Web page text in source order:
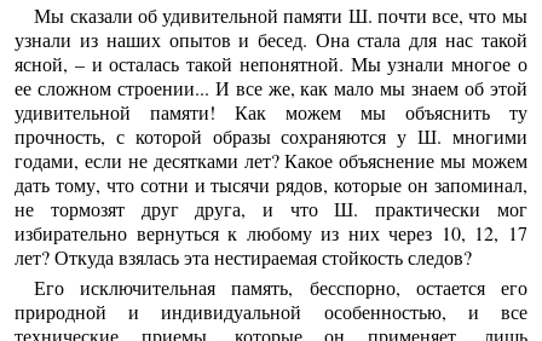
Мы сказали об удивительной памяти Ш. почти все, что мы
узнали из наших опытов и бесед. Она стала для нас такой
ясной, – и осталась такой непонятной. Мы узнали многое о
ее сложном строении... И все же, как мало мы знаем об этой
удивительной памяти! Как можем мы объяснить ту
прочность, с которой образы сохраняются у Ш. многими
годами, если не десятками лет? Какое объяснение мы можем
дать тому, что сотни и тысячи рядов, которые он запоминал,
не тормозят друг друга, и что Ш. практически мог
избирательно вернуться к любому из них через 10, 12, 17
лет? Откуда взялась эта нестираемая стойкость следов?
Его исключительная память, бесспорно, остается его
природной и индивидуальной особенностью, и все
технические приемы, которые он применяет, лишь